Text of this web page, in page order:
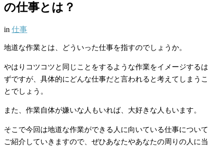
の仕事とは？
in 仕事
地道な作業とは、どういった仕事を指すのでしょうか。
やはりコツコツと同じことをするような作業をイメージするは
ずですが、具体的にどんな仕事だと言われると考えてしまうこ
とでしょう。
また、作業自体が嫌いな人もいれば、大好きな人もいます。
そこで今回は地道な作業ができる人に向いている仕事について
ご紹介していきますので、ぜひあなたやあなたの周りの人に当